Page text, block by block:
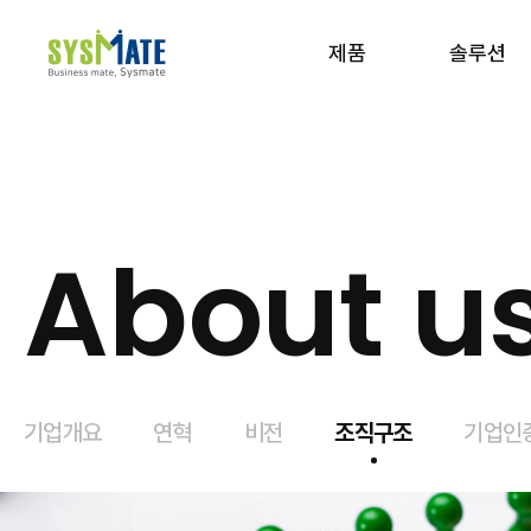
제품 솔루션
About
기업개요 연혁 비전 조직구조 기업인